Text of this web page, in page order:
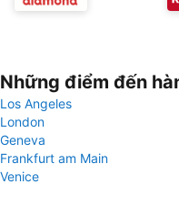
Những điểm đến
Los Angeles
London
Geneva
Frankfurt am Main
Venice